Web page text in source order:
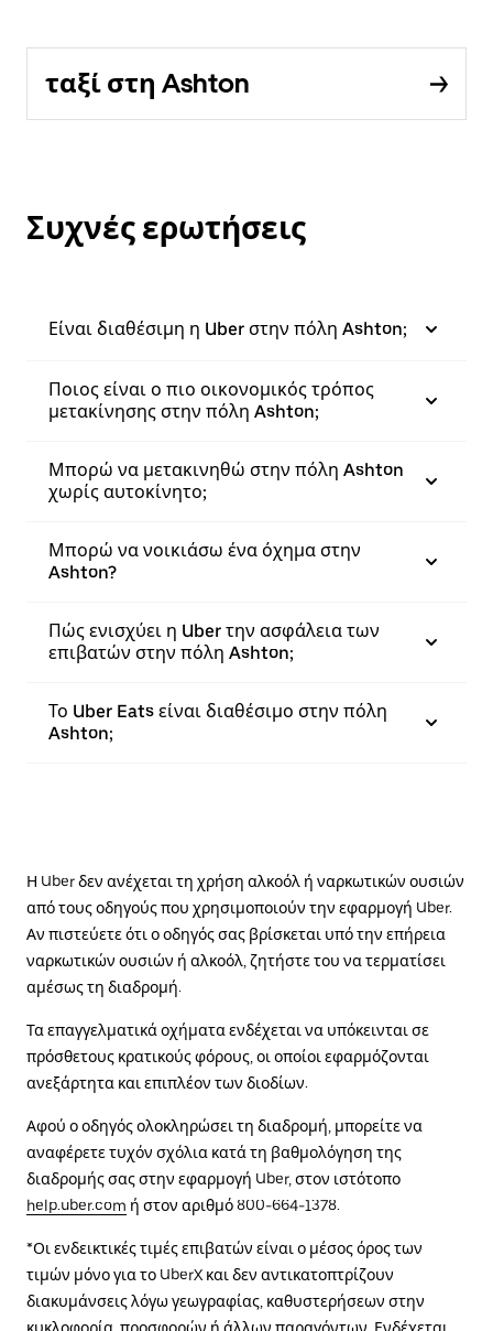
ταξί στη Ashton
Συχνές ερωτήσεις
Είναι διαθέσιμη η Uber στην πόλη Ashton;
Ποιος είναι ο πιο οικονομικός τρόπος
μετακίνησης στην πόλη Ashton;
Μπορώ να μετακινηθώ στην πόλη Ashton
χωρίς αυτοκίνητο;
Μπορώ να νοικιάσω ένα όχημα στην
Ashton?
Πώς ενισχύει η Uber την ασφάλεια των
επιβατών στην πόλη Ashton;
Το Uber Eats είναι διαθέσιμο στην πόλη
Ashton;
Η Uber δεν ανέχεται τη χρήση αλκοόλ ή ναρκωτικών ουσιών
από τους οδηγούς που χρησιμοποιούν την εφαρμογή Uber.
Αν πιστεύετε ότι ο οδηγός σας βρίσκεται υπό την επήρεια
ναρκωτικών ουσιών ή αλκοόλ, ζητήστε του να τερματίσει
αμέσως τη διαδρομή.
Τα επαγγελματικά οχήματα ενδέχεται να υπόκεινται σε
πρόσθετους κρατικούς φόρους, οι οποίοι εφαρμόζονται
ανεξάρτητα και επιπλέον των διοδίων.
Αφού ο οδηγός ολοκληρώσει τη διαδρομή, μπορείτε να
αναφέρετε τυχόν σχόλια κατά τη βαθμολόγηση της
διαδρομής σας στην εφαρμογή Uber, στον ιστότοπο
help.uber.com ή στον αριθμό 800-664-1378.
*Οι ενδεικτικές τιμές επιβατών είναι ο μέσος όρος των
τιμών μόνο για το UberX και δεν αντικατοπτρίζουν
διακυμάνσεις λόγω γεωγραφίας, καθυστερήσεων στην